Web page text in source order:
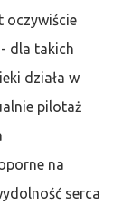
oczywiście
dla takich
działa w
pilotaż
na
serca